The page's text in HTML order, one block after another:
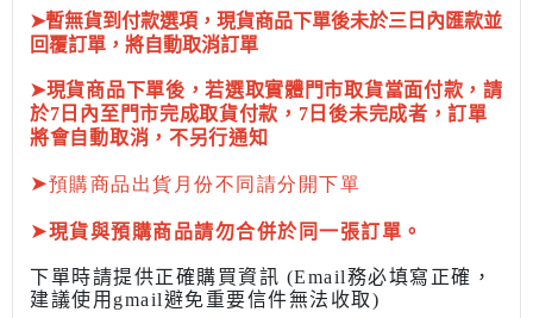
➤暫無貨到付款選項，現貨商品下單後未於三日內匯款並
回覆訂單，將自動取消訂單
➤現貨商品下單後，若選取實體門市取貨當面付款，請
於7日內至門市完成取貨付款，7日後未完成者，訂單
將會自動取消，不另行通知
➤預購商品出貨月份不同請分開下單
➤現貨與預購商品請勿合併於同一張訂單。
下單時請提供正確購買資訊 (Email務必填寫正確，
建議使用gmail避免重要信件無法收取)